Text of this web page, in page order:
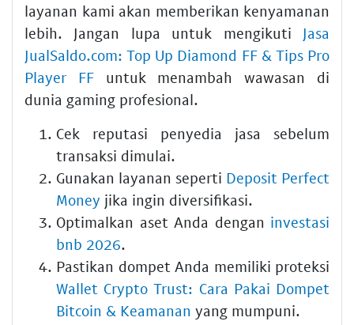
layanan kami akan memberikan kenyamanan
lebih. Jangan lupa untuk mengikuti Jasa
JualSaldo.com: Top Up Diamond FF & Tips Pro
Player FFuntuk menambah wawasan di
dunia gaming profesional.
Cek reputasi penyedia jasa sebelum
transaksi dimulai.
Gunakan layanan seperti Deposit Perfect
Money jika ingin diversifikasi.
Optimalkan aset Anda dengan investasi
bnb 2026.
Pastikan dompet Anda memiliki proteksi
Wallet Crypto Trust: Cara Pakai Dompet
Bitcoin & Keamanan yang mumpuni.